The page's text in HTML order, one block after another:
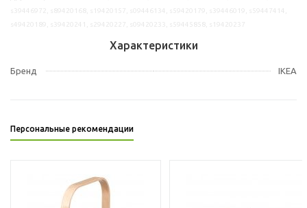
Характеристики
Бренд IKEA
Персональные рекомендации